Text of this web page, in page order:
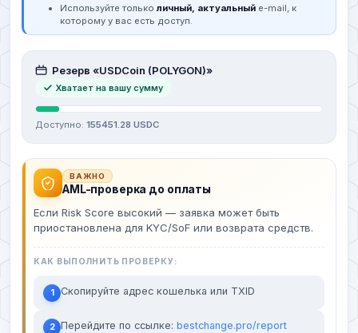
Используйте тольколичный, актуальный e-mail, к
которому у вас есть доступ.
Резерв «USDCoin (POLYGON)»
Хватает на вашу сумму
Доступно: 155451.28 USDC
ВАЖНО
AML-проверка до оплаты
Если Risk Score высокий — заявка может быть
приостановлена для KYC/SoF или возврата средств.
КАК ВЫПОЛНИТЬ ПРОВЕРКУ:
1 Скопируйте адрес кошелька или TXID
2 Перейдите по ссылке: bestchange.pro/report